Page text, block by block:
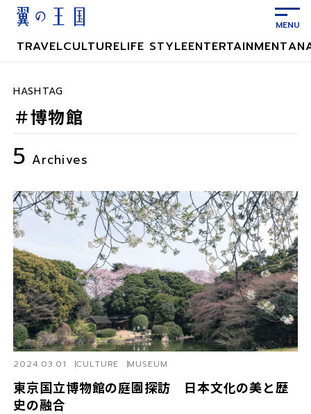
TRAVELCULTURELIFE STYLEENTERTAINMENT
＃博物館
HASHTAG
5 Archives
東京国立博物館の庭園探訪 日本文化の美と歴
史の融合
2024.03.01 CULTURE MUSEUM